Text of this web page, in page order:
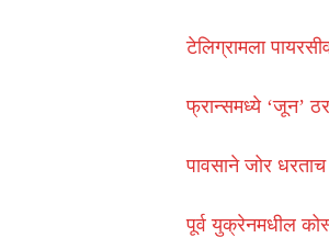
टेलिग्रामला
फ्रान्समध्ये ‘जून’
पावसाने जोर
पूर्व युक्रेनमधील